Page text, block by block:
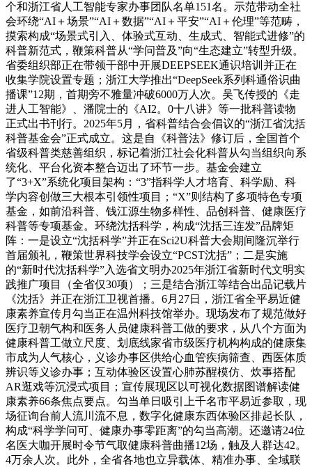
个和浙江省人工智能专家办事团队名单151名。示范带动全社
会环绕“AI＋场景”“AI＋数据”“AI＋平安”“AI＋伦理”等范畴，
摸索构成“场景式引入、体验式互动、生成式、智能式进修”的
科普新范式，鞭策科普从“学问普及”向“生态建立”转型升级。
省委组织部正在带领干部中开展DEEPSEEK通识培训并正在
收集学院设置专题；浙江大学推出“DeepSeek系列科通俗识曲
播课”12期，首期旁不雅量冲破6000万人次。吴飞传授的《走
进人工智能》、潘院士的《AI2。0十八讲》等一批科普读物
正式出书刊行。2025年5月，省科普结合会倡议的“浙江省沈括
科普基金会”正式成立。这是自《科普法》修订后，全国首个
省级科普类慈善组织，标记着浙江社会化科普从勾当组织向系
统化、平台化资本整合迈出了环节一步。基金会建立
了“3+X”系统化项目架构：“3”指科学人才培育、科学励、科
学内容创做三大根本引领性项目；“X”则结构了多项特色专项
基金，如前沿科普、钱江源生物多样性、品创科普、健康医疗
科普等专项基金。环绕沈括科学，构成“沈括三连发”品牌矩
阵：一是设立“沈括科学”并正在Sci2U科普大会期间隆沉举行
首届颁礼，鞭策世界科技学会设立“PCST沈括”；二是实施
的“新时代沈括科学”入选省文明办2025年浙江省新时代文明实
践推广项目（全省仅30项）；三是结合浙江等结合出品记载片
《沈括》并正在浙江卫视首播。6月27日，浙江省全平易近健
康素养宣传月勾当正在温州科技馆举办。现场发布了规范做好
医疗卫朝气构和医务人员健康科普工做的要求，从八个方面为
健康科普工做立尺度、划底线家省市级医疗机构构成的健康集
市成为人气核心，义诊办事区供给心血管疾病筛查、西医体质
辨识等义诊办事；互动体验区设置心肺苏醒模仿、炊事搭配
AR逛戏等沉浸式项目；宣传展现区以可视化数据图谱解读健
康素养66条焦点要点。勾当单日吸引上千名市平易近参取，现
场征询台前人流川流不息，数字化健康东西体验区排起长队，
构成“科学学问可、健康办事零距离”的勾当高潮。还邀请24位
名医大咖开展时令节气取健康科普曲播12场，触及人群达42。
4万余人次。此外，全省各地也立异载体、精准办事、全域联